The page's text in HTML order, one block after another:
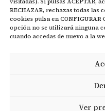
RECHAZAR, rechazas todas las
cookies pulsa en CONFIGURAR
opción no se utilizará ninguna
cuando accedas de nuevo a la
Ver